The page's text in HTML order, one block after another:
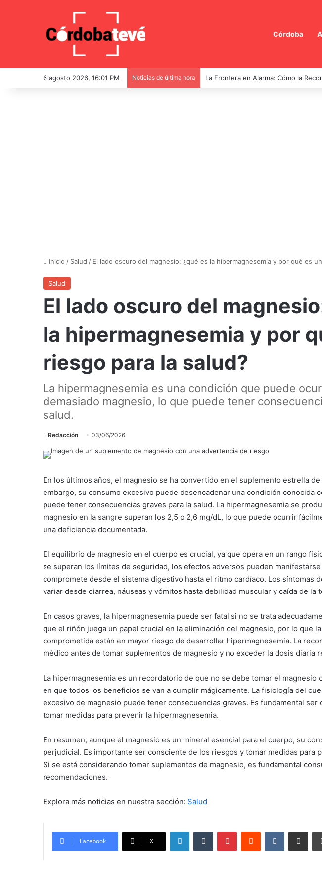
Córdoba
6 agosto 2026, 16:01 PM Noticias de última hora La Frontera en Alarma: Cómo la
Inicio / Salud / El lado oscuro del magnesio: ¿qué es la hipermagnesemia y por qué es
Salud
El lado oscuro del
la hipermagnesemia y por
riesgo para la salud?
La hipermagnesemia es una condición que puede
demasiado magnesio, lo que puede tener
salud.
Redacción 03/06/2026
En los últimos años, el magnesio se ha convertido en el suplemento estrella
embargo, su consumo excesivo puede desencadenar una condición conocida
puede tener consecuencias graves para la salud. La hipermagnesemia se
magnesio en la sangre superan los 2,5 o 2,6 mg/dL, lo que puede ocurrir
una deficiencia documentada.
El equilibrio de magnesio en el cuerpo es crucial, ya que opera en un rango
se superan los límites de seguridad, los efectos adversos pueden
compromete desde el sistema digestivo hasta el ritmo cardíaco. Los síntomas
variar desde diarrea, náuseas y vómitos hasta debilidad muscular y caída de la
En casos graves, la hipermagnesemia puede ser fatal si no se trata
que el riñón juega un papel crucial en la eliminación del magnesio, por lo que
comprometida están en mayor riesgo de desarrollar hipermagnesemia. La
médico antes de tomar suplementos de magnesio y no exceder la dosis diaria
La hipermagnesemia es un recordatorio de que no se debe tomar el magnesio
en que todos los beneficios se van a cumplir mágicamente. La fisiología del
excesivo de magnesio puede tener consecuencias graves. Es fundamental
tomar medidas para prevenir la hipermagnesemia.
En resumen, aunque el magnesio es un mineral esencial para el cuerpo, su
perjudicial. Es importante ser consciente de los riesgos y tomar medidas para
Si se está considerando tomar suplementos de magnesio, es fundamental
recomendaciones.
Explora más noticias en nuestra sección: Salud
Facebook X
LinkedInTumblr PinterestReddit VKontakte
Compartir por mail